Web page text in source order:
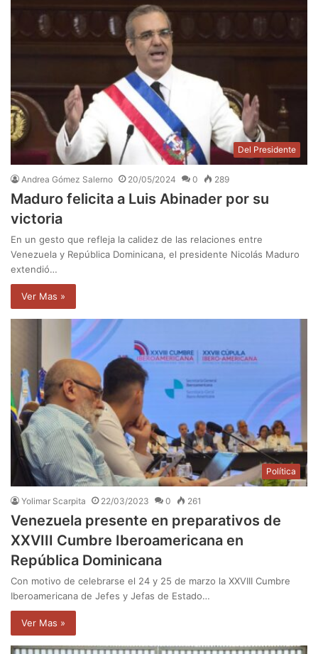
Del Presidente
Andrea Gómez Salerno 20/05/2024 0 289
Maduro felicita a Luis Abinader por su
victoria
En un gesto que refleja la calidez de las relaciones entre
Venezuela y República Dominicana, el presidente Nicolás Maduro
extendió…
Ver Mas »
Política
Yolimar Scarpita 22/03/2023 0 261
Venezuela presente en preparativos de
XXVIII Cumbre Iberoamericana en
República Dominicana
Con motivo de celebrarse el 24 y 25 de marzo la XXVIII Cumbre
Iberoamericana de Jefes y Jefas de Estado…
Ver Mas »